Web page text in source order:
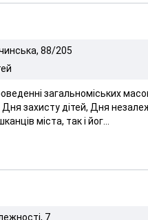
88/205
загальноміських
захисту дітей, Дня
міста, так і йог...
7